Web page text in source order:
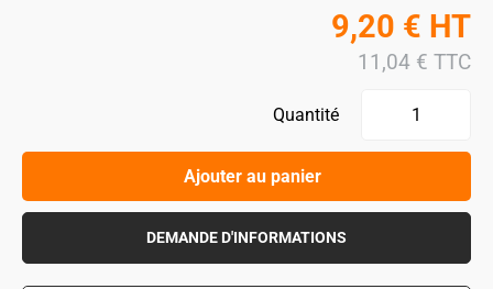
9,20 € HT
11,04 € TTC
Quantité
Ajouter au panier
DEMANDE D'INFORMATIONS